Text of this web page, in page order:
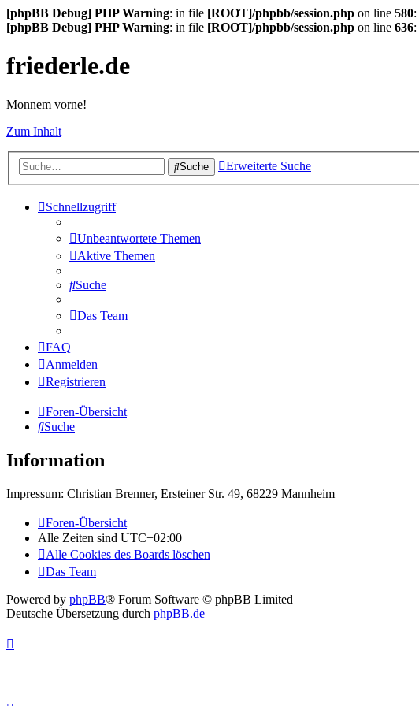
[phpBB Debug] PHP Warning: in file [ROOT]/phpbb/session.php on line 580:
[phpBB Debug] PHP Warning: in file [ROOT]/phpbb/session.php on line 636:
friederle.de
Monnem vorne!
Zum Inhalt
Suche Erweiterte Suche
Schnellzugriff
Unbeantwortete Themen
Aktive Themen
Suche
Das Team
FAQ
Anmelden
Registrieren
Foren-Übersicht
Suche
Information
Impressum: Christian Brenner, Ersteiner Str. 49, 68229 Mannheim
Foren-Übersicht
Alle Zeiten sind UTC+02:00
Alle Cookies des Boards löschen
Das Team
Powered by phpBB® Forum Software © phpBB Limited
Deutsche Übersetzung durch phpBB.de